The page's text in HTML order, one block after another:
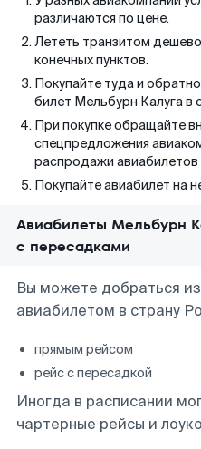
различаются по цене.
Лететь транзитом
конечных пунктов.
Покупайте туда и
билет Мельбурн Калуга в
При покупке обращайте
спецпредложения
распродажи авиабилетов
Покупайте авиабилет на
Авиабилеты Мельбурн
с пересадками
Вы можете добраться
авиабилетом в страну
прямым рейсом
рейс с пересадкой
Иногда в расписании
чартерные рейсы и